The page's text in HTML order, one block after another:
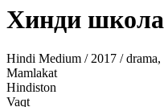
Хинди школа
Hindi Medium / 2017 / drama,
Mamlakat
Hindiston
Vaqt